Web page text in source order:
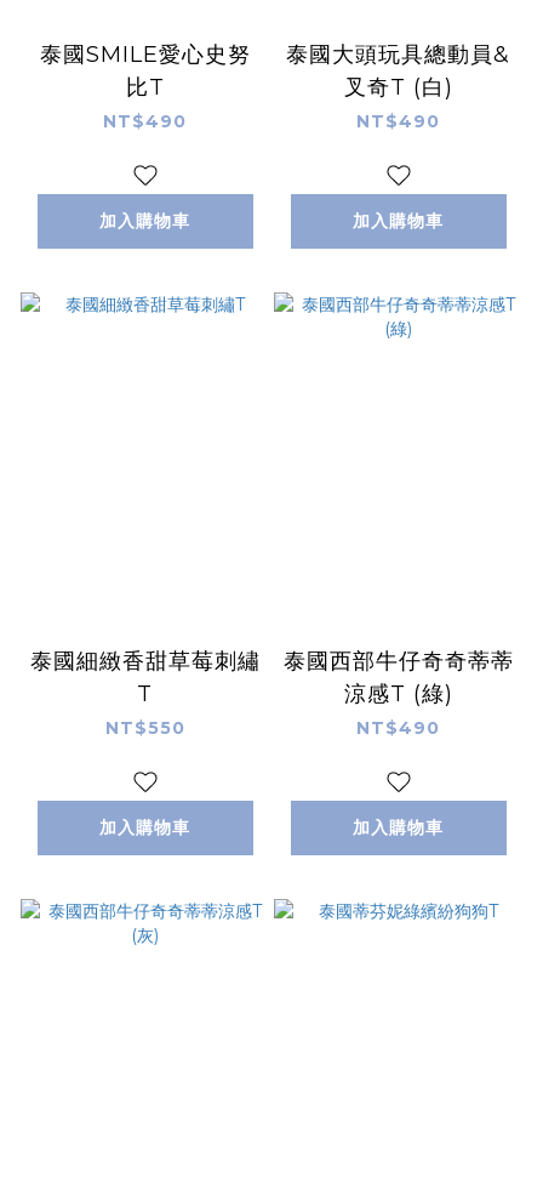
泰國SMILE愛心史努
比T
NT$490
加入購物車
泰國大頭玩具總動員&
叉奇T (白)
NT$490
加入購物車
泰國細緻香甜草莓刺繡
T
NT$550
加入購物車
泰國西部牛仔奇奇蒂蒂
涼感T (綠)
NT$490
加入購物車